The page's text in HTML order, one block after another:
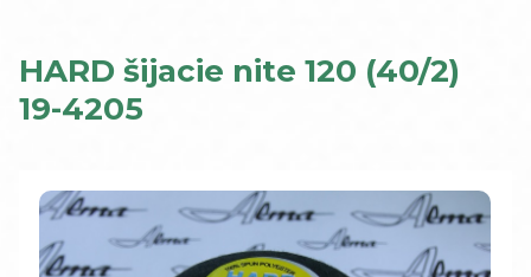
HARD šijacie nite 120 (40/2)
19-4205